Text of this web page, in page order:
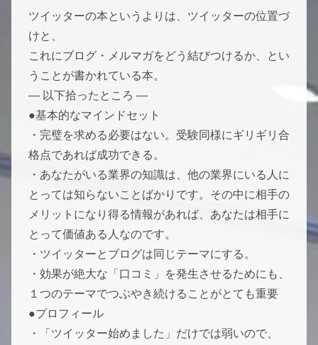
ツイッターの本というよりは、ツイッターの位置づ
けと、
これにブログ・メルマガをどう結びつけるか、とい
うことが書かれている本。
— 以下拾ったところ —
●基本的なマインドセット
・完璧を求める必要はない。受験同様にギリギリ合
格点であれば成功できる。
・あなたがいる業界の知識は、他の業界にいる人に
とっては知らないことばかりです。その中に相手の
メリットになり得る情報があれば、あなたは相手に
とって価値ある人なのです。
・ツイッターとブログは同じテーマにする。
・効果が絶大な「口コミ」を発生させるためにも、
１つのテーマでつぶやき続けることがとても重要
●プロフィール
・「ツイッター始めました」だけでは弱いので、